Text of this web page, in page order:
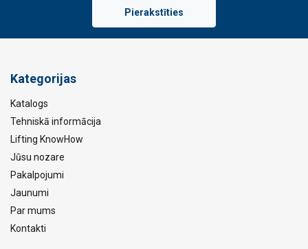
Pierakstīties
Kategorijas
Katalogs
Tehniskā informācija
Lifting KnowHow
Jūsu nozare
Pakalpojumi
Jaunumi
Par mums
Kontakti